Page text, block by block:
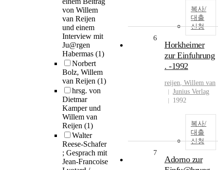
von Willem
van Reijen
und einem
Interview mit
Ju@rgen
Habermas (1)
Norbert
Bolz, Willem
van Reijen (1)
hrsg. von
Dietmar
Kamper und
Willem van
Reijen (1)
Walter
Reese-Schafer
; Gesprach mit
Jean-Francoise
복사/
대출
신청
6
Horkheimer
zur Einfuhrung
. -1992
reijen, Willem van
Junius Verlag
1992
복사/
대출
신청
7
Adorno zur